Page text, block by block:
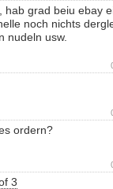
hab grad beiu ebay
noch nichts
nudeln usw.
ordern?
3